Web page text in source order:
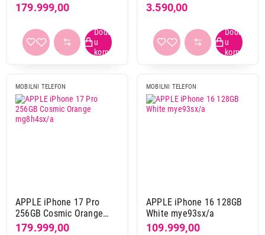
179.999,00 3.590,00
MOBILNI TELEFON
APPLE iPhone 17 Pro
256GB Cosmic Orange
mg8h4sx/a
179.999,00
MOBILNI TELEFON
APPLE iPhone 16 128GB
White mye93sx/a
109.999,00